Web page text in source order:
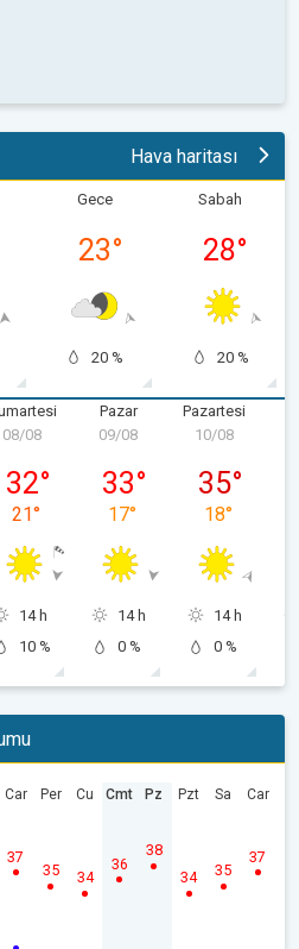
Hava haritası
Gece
23°
20 %
Sabah
28°
20 %
08/08 Cumartesi
08/08
32°
21°
14 h
10 %
Pazar
09/08
33°
17°
14 h
0 %
Pazartesi
10/08
35°
18°
14 h
0 %
Car
37
Per
35
Cu
34
Cmt
36
Pz
38
Pzt
34
Sa
35
Car
37